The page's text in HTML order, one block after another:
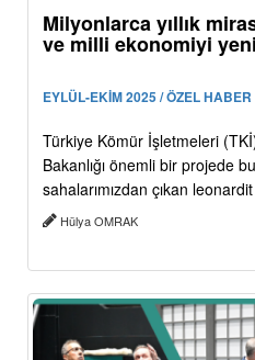
Milyonlarca yıllık
ve milli ekonomiyi
EYLÜL-EKİM 2025 / ÖZEL HABER
Türkiye Kömür İşletmeleri
Bakanlığı önemli bir projede
sahalarımızdan çıkan
Hülya OMRAK